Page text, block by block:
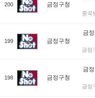
200 금정구청
중국
199 금정구청
금
금정
198 금정구청
금
금정